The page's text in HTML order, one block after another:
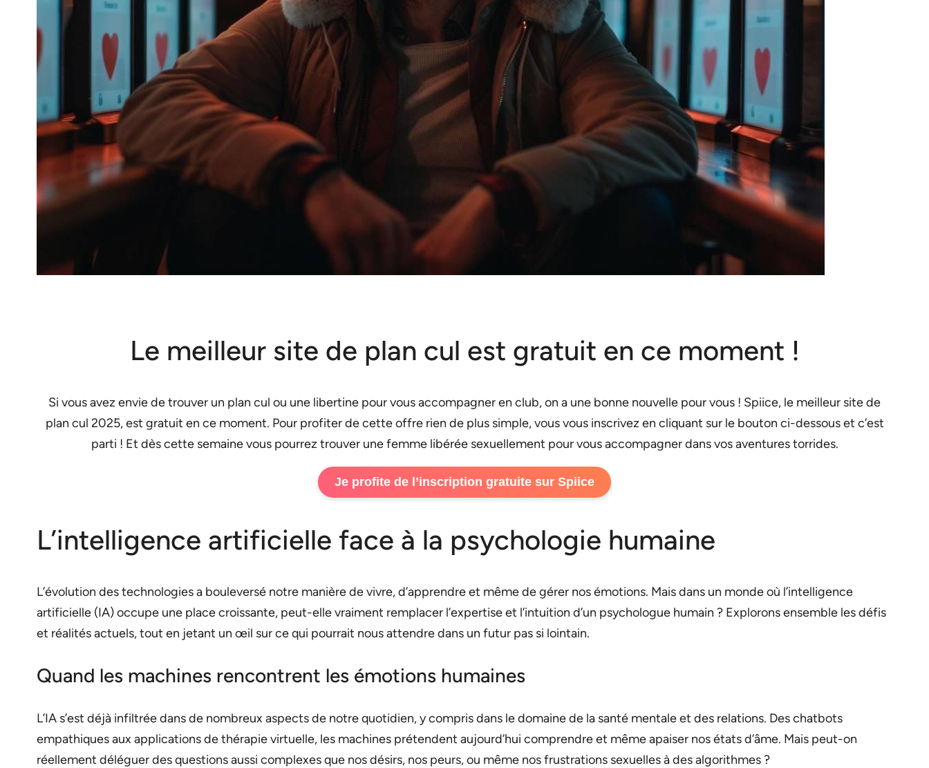
Le meilleur site de plan cul est gratuit en ce moment !
Si vous avez envie de trouver un plan cul ou une libertine pour vous accompagner en club, on a une bonne nouvelle pour vous ! Spiice, le meilleur site de
plan cul 2025, est gratuit en ce moment. Pour profiter de cette offre rien de plus simple, vous vous inscrivez en cliquant sur le bouton ci-dessous et c’est
parti ! Et dès cette semaine vous pourrez trouver une femme libérée sexuellement pour vous accompagner dans vos aventures torrides.
Je profite de l’inscription gratuite sur Spiice
L’intelligence artificielle face à la psychologie humaine
L’évolution des technologies a bouleversé notre manière de vivre, d’apprendre et même de gérer nos émotions. Mais dans un monde où l’intelligence
artificielle (IA) occupe une place croissante, peut-elle vraiment remplacer l’expertise et l’intuition d’un psychologue humain ? Explorons ensemble les défis
et réalités actuels, tout en jetant un œil sur ce qui pourrait nous attendre dans un futur pas si lointain.
Quand les machines rencontrent les émotions humaines
L’IA s’est déjà infiltrée dans de nombreux aspects de notre quotidien, y compris dans le domaine de la santé mentale et des relations. Des chatbots
empathiques aux applications de thérapie virtuelle, les machines prétendent aujourd’hui comprendre et même apaiser nos états d’âme. Mais peut-on
réellement déléguer des questions aussi complexes que nos désirs, nos peurs, ou même nos frustrations sexuelles à des algorithmes ?